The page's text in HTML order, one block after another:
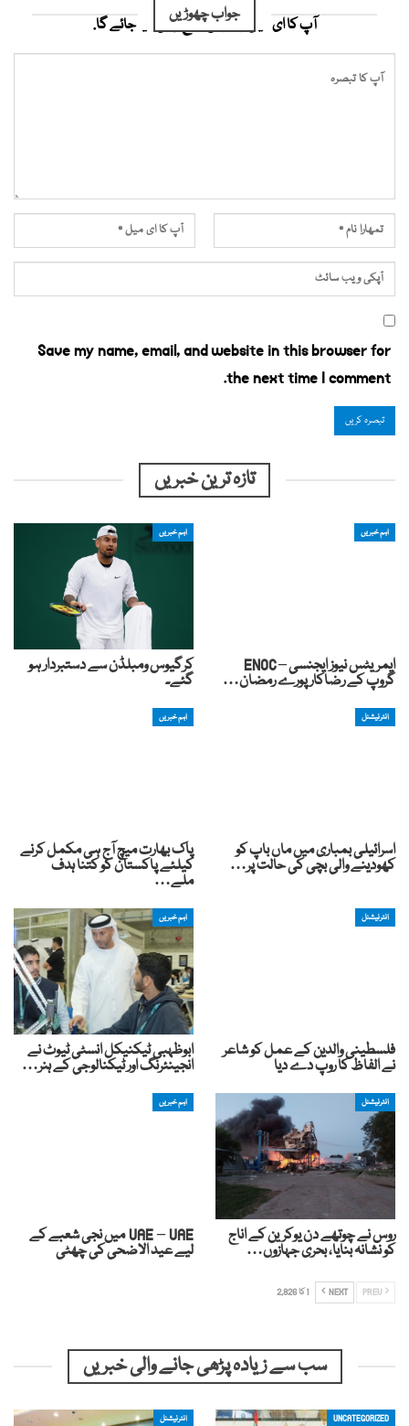
جواب چھوڑیں
آپ کا ای میل ایڈریس شائع نہیں کیا جائے گا.
Save my name, email, and website in this browser for
the next time I comment.
تازہ ترین خبریں
اہم خبریں
ایمریٹس نیوز ایجنسی – ENOC
گروپ کے رضاکار پورے رمضان…
اہم خبریں
کرگیوس ومبلڈن سے دستبردار ہو
گئے۔
انٹرنیشنل
اسرائیلی بمباری میں ماں باپ کو
کھودینے والی بچی کی حالت پر…
اہم خبریں
پاک بھارت میچ آج ہی مکمل کرنے
کیلئے پاکستان کو کتنا ہدف
ملے…
انٹرنیشنل
فلسطینی والدین کے عمل کو شاعر
نے الفاظ کا روپ دے دیا
اہم خبریں
ابوظہبی ٹیکنیکل انسٹی ٹیوٹ نے
انجینئرنگ اور ٹیکنالوجی کے ہنر…
انٹرنیشنل
روس نے چوتھے دن یوکرین کے اناج
کو نشانہ بنایا، بحری جہازوں…
اہم خبریں
UAE – UAE میں نجی شعبے کے
لیے عید الاضحی کی چھٹی
NEXT 1 کا 2,826
سب سے زیادہ پڑھی جانے والی خبریں
UNCATEGORIZED انٹرنیشنل